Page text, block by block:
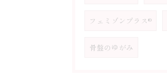
フェミゾンプラス®
骨盤のゆがみ